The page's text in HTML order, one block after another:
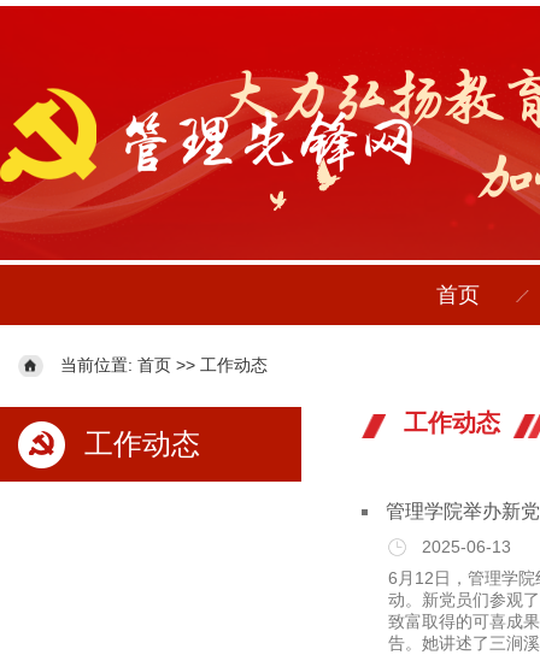
首页
当前位置: 首页 >> 工作动态
工作动态
工作动态
管理学院举办新
2025-06-13
6月12日，管理学
动。新党员们参观
致富取得的可喜成
告。她讲述了三涧